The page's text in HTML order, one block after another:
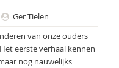
Ger Tielen
van onze ouders
eerste verhaal kennen
nog nauwelijks